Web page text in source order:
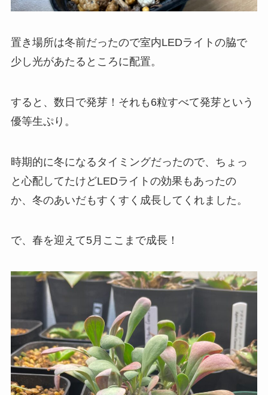
置き場所は冬前だったので室内LEDライトの脇で
少し光があたるところに配置。
すると、数日で発芽！それも6粒すべて発芽という
優等生ぷり。
時期的に冬になるタイミングだったので、ちょっ
と心配してたけどLEDライトの効果もあったの
か、冬のあいだもすくすく成長してくれました。
で、春を迎えて5月ここまで成長！